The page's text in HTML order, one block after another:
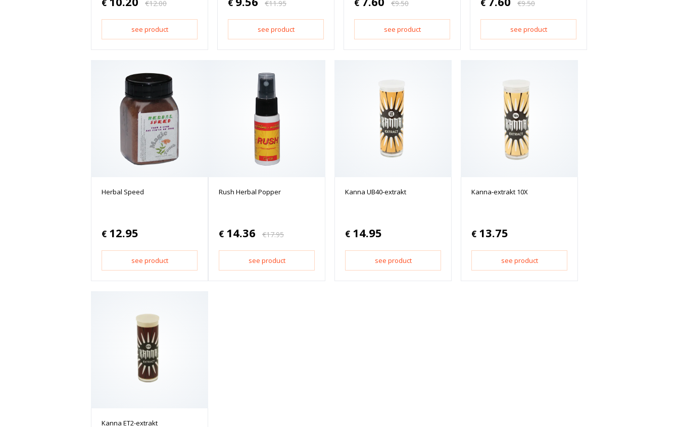
€ €12.00
see product
€ €11.95
see product
€ €9.50
see product
€ €9.50
see product
Herbal Speed
€ 12.95
see product
Rush Herbal Popper
€ 14.36 €17.95
see product
Kanna UB40-extrakt
€ 14.95
see product
Kanna-extrakt 10X
€ 13.75
see product
Kanna ET2-extrakt